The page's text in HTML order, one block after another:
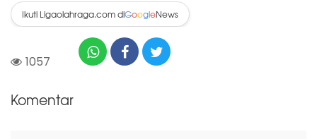
Ikuti Ligaolahraga.com diGoogleNews
1057
Komentar